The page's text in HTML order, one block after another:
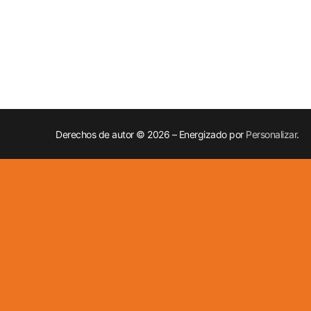
Derechos de autor © 2026 – Energizado por Personalizar.